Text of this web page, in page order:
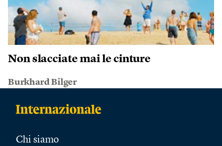
Non slacciate mai le cinture
Burkhard Bilger
Chi siamo